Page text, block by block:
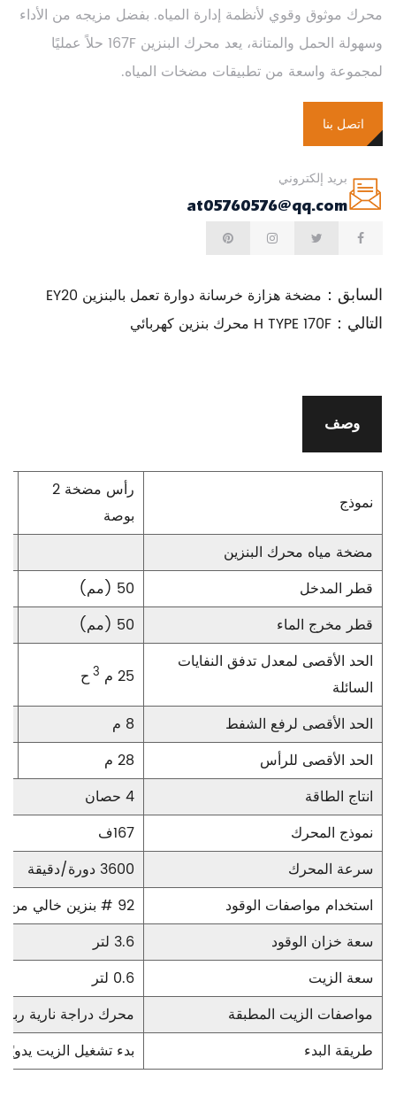
محرك موثوق وقوي لأنظمة إدارة المياه. بفضل مزيجه من الأداء
وسهولة الحمل والمتانة، يعد محرك البنزين 167F حلاً عمليًا
لمجموعة واسعة من تطبيقات مضخات المياه.
اتصل بنا
بريد إلكتروني
at05760576@qq.com
السابق： مضخة هزازة خرسانة دوارة تعمل بالبنزين EY20
التالي： H TYPE 170F محرك بنزين كهربائي
وصف
نموذج
رأس مضخة 2
بوصة
مضخة مياه محرك البنزين
قطر المدخل
50 (مم)
قطر مخرج الماء
50 (مم)
الحد الأقصى لمعدل تدفق النفايات
السائلة
25 م 3ح
الحد الأقصى لرفع الشفط 8 م
الحد الأقصى للرأس
28 م
انتاج الطاقة
4 حصان
نموذج المحرك
167ف
سرعة المحرك
3600 دورة/دقيقة
استخدام مواصفات الوقود
92 # بنزين خالي من الرصاص للسيارات
سعة خزان الوقود
3.6 لتر
سعة الزيت
0.6 لتر
مواصفات الزيت المطبقة
محرك دراجة نارية
طريقة البدء
بدء تشغيل الزيت